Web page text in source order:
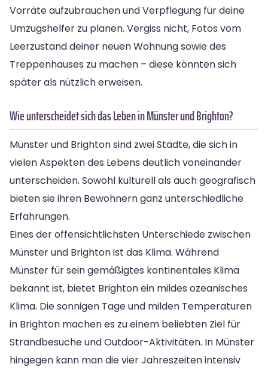
Vorräte aufzubrauchen und Verpflegung für deine
Umzugshelfer zu planen. Vergiss nicht, Fotos vom
Leerzustand deiner neuen Wohnung sowie des
Treppenhauses zu machen – diese könnten sich
später als nützlich erweisen.
Wie unterscheidet sich das Leben in Münster und Brighton?
Münster und Brighton sind zwei Städte, die sich in
vielen Aspekten des Lebens deutlich voneinander
unterscheiden. Sowohl kulturell als auch geografisch
bieten sie ihren Bewohnern ganz unterschiedliche
Erfahrungen.
Eines der offensichtlichsten Unterschiede zwischen
Münster und Brighton ist das Klima. Während
Münster für sein gemäßigtes kontinentales Klima
bekannt ist, bietet Brighton ein mildes ozeanisches
Klima. Die sonnigen Tage und milden Temperaturen
in Brighton machen es zu einem beliebten Ziel für
Strandbesuche und Outdoor-Aktivitäten. In Münster
hingegen kann man die vier Jahreszeiten intensiv